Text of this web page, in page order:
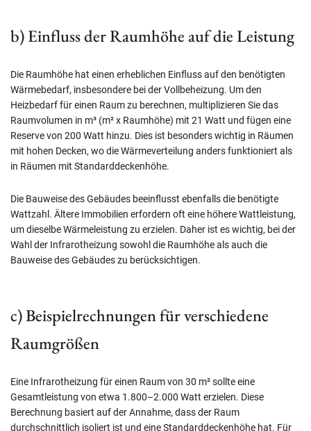
b) Einfluss der Raumhöhe auf die Leistung
Die Raumhöhe hat einen erheblichen Einfluss auf den benötigten
Wärmebedarf, insbesondere bei der Vollbeheizung. Um den
Heizbedarf für einen Raum zu berechnen, multiplizieren Sie das
Raumvolumen in m³ (m² x Raumhöhe) mit 21 Watt und fügen eine
Reserve von 200 Watt hinzu. Dies ist besonders wichtig in Räumen
mit hohen Decken, wo die Wärmeverteilung anders funktioniert als
in Räumen mit Standarddeckenhöhe.
Die Bauweise des Gebäudes beeinflusst ebenfalls die benötigte
Wattzahl. Ältere Immobilien erfordern oft eine höhere Wattleistung,
um dieselbe Wärmeleistung zu erzielen. Daher ist es wichtig, bei der
Wahl der Infrarotheizung sowohl die Raumhöhe als auch die
Bauweise des Gebäudes zu berücksichtigen.
c) Beispielrechnungen für verschiedene
Raumgrößen
Eine Infrarotheizung für einen Raum von 30 m² sollte eine
Gesamtleistung von etwa 1.800–2.000 Watt erzielen. Diese
Berechnung basiert auf der Annahme, dass der Raum
durchschnittlich isoliert ist und eine Standarddeckenhöhe hat. Für